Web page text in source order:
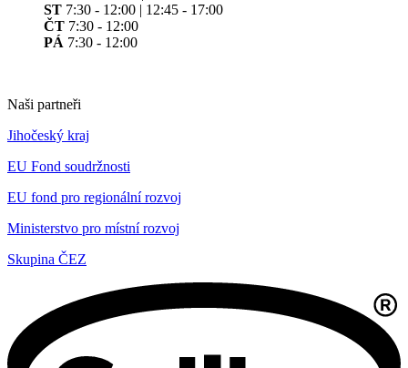
ST 7:30 - 12:00 | 12:45 - 17:00
ČT 7:30 - 12:00
PÁ 7:30 - 12:00
Naši partneři
Jihočeský kraj
EU Fond soudržnosti
EU fond pro regionální rozvoj
Ministerstvo pro místní rozvoj
Skupina ČEZ